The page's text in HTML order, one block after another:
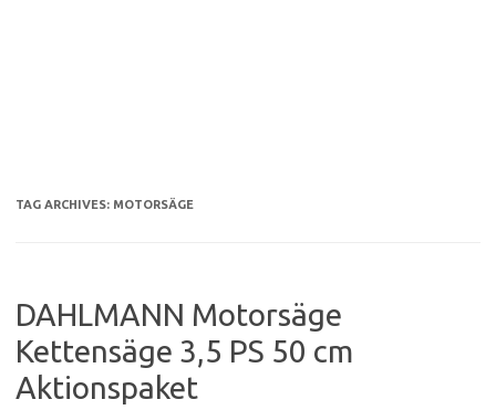
TAG ARCHIVES: MOTORSÄGE
DAHLMANN Motorsäge
Kettensäge 3,5 PS 50 cm
Aktionspaket